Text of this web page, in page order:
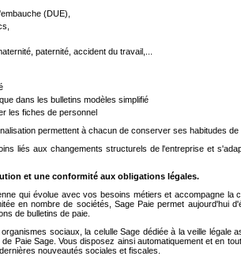
(DUE),
paternité, accident du travail,...
dans les bulletins modèles simplifié
les fiches de personnel
permettent à chacun de conserver ses habitudes de
liés aux changements structurels de l'entreprise et
et une conformité aux obligations légales.
qui évolue avec vos besoins métiers et accompagne la
en nombre de sociétés, Sage Paie permet aujourd'hui
de bulletins de paie.
sociaux, la celulle Sage dédiée à la veille légale
Paie Sage. Vous disposez ainsi automatiquement et en
nouveautés sociales et fiscales.